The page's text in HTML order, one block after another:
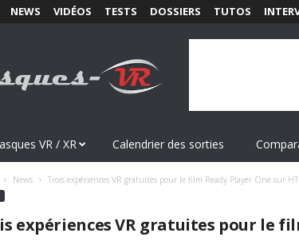
NEWS VIDÉOS TESTS DOSSIERS TUTOS
VR / XR Calendrier des sorties
News Trois expériences VR gratuites pour le film Ready Player One sur
expériences VR gratuites pour le